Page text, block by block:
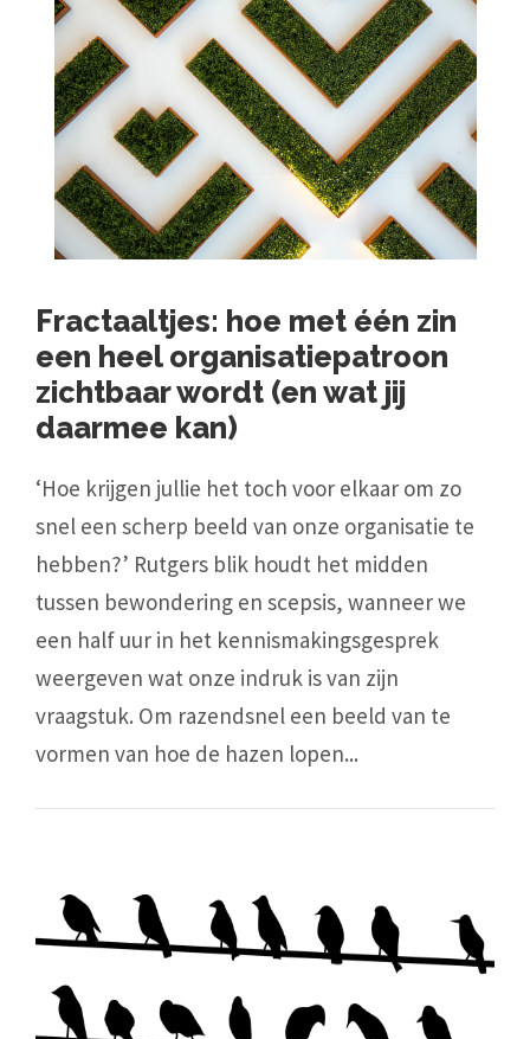
Fractaaltjes: hoe met één zin
een heel organisatiepatroon
zichtbaar wordt (en wat jij
daarmee kan)
‘Hoe krijgen jullie het toch voor elkaar om zo
snel een scherp beeld van onze organisatie te
hebben?’ Rutgers blik houdt het midden
tussen bewondering en scepsis, wanneer we
een half uur in het kennismakingsgesprek
weergeven wat onze indruk is van zijn
vraagstuk. Om razendsnel een beeld van te
vormen van hoe de hazen lopen...